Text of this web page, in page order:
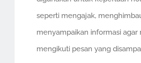
seperti mengajak,
menyampaikan informasi agar
mengikuti pesan yang